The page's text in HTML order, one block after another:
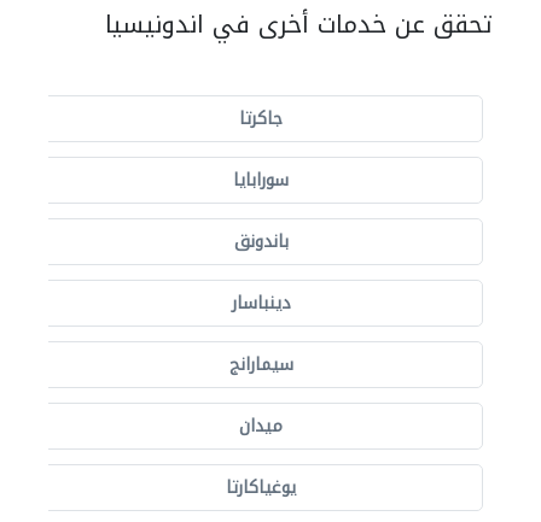
تحقق عن خدمات أخرى في اندونيسيا
جاكرتا
سورابايا
باندونق
دينباسار
سيمارانج
ميدان
يوغياكارتا